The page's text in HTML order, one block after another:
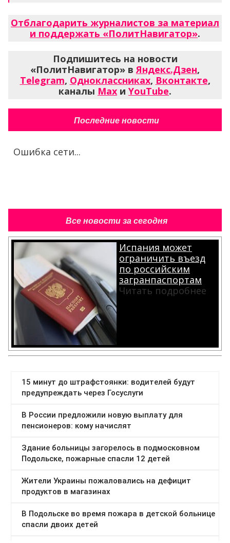
Отблагодарить журналистов за материал
и поддержать «ПолитНавигатор».
Подпишитесь на новости
«ПолитНавигатор» вЯндекс.Дзен,
Telegram, Одноклассниках, Вконтакте,
каналы Max и YouTube.
Последние новости
Ошибка сети...
Все новости за сегодня
Испания может
ограничить въезд
по российским
загранпаспортам
Читать подробнее